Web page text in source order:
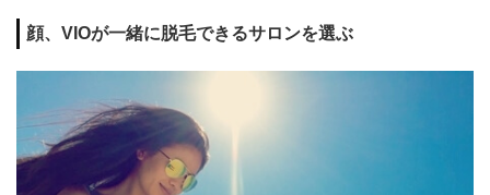
顔、VIOが一緒に脱毛できるサロンを選ぶ